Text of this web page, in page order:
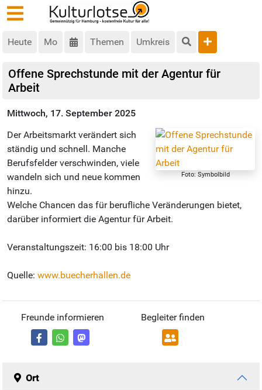
Heute Mo Themen Umkreis
Offene Sprechstunde mit der Agentur für
Arbeit
Mittwoch, 17. September 2025
Foto: Symbolbild
Der Arbeitsmarkt verändert sich
ständig und schnell. Manche
Berufsfelder verschwinden, viele
wandeln sich und neue kommen
hinzu.
Welche Chancen das für berufliche Veränderungen bietet,
darüber informiert die Agentur für Arbeit.
Veranstaltungszeit: 16:00 bis 18:00 Uhr
Quelle: www.buecherhallen.de
Freunde informieren Begleiter finden
Ort